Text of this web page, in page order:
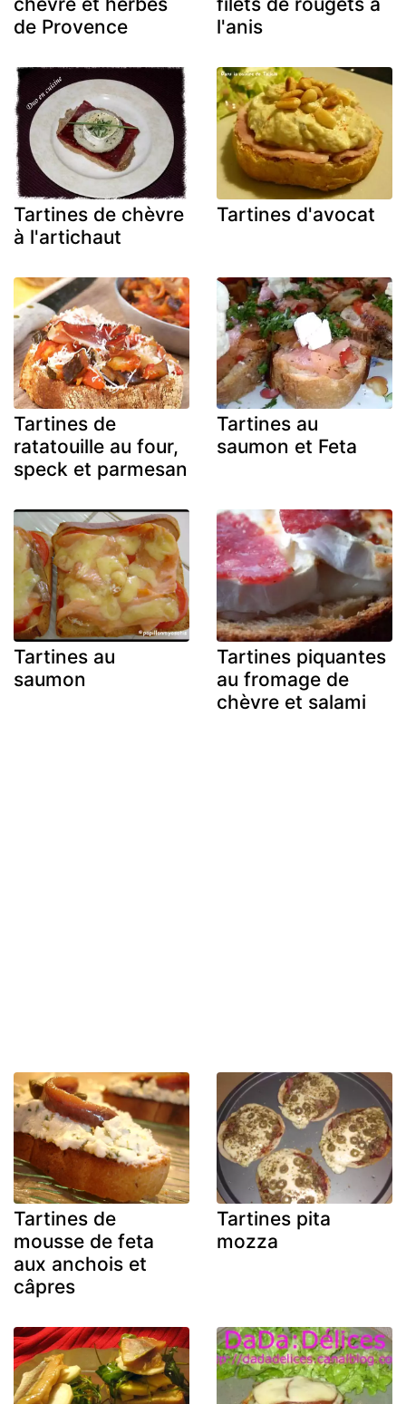
de Provence
l'anis
Tartines de chèvre
à l'artichaut
Tartines d'avocat
Tartines de
ratatouille au four,
speck et parmesan
Tartines au
saumon et Feta
Tartines au
saumon
Tartines piquantes
au fromage de
chèvre et salami
Tartines de
mousse de feta
aux anchois et
câpres
Tartines pita
mozza